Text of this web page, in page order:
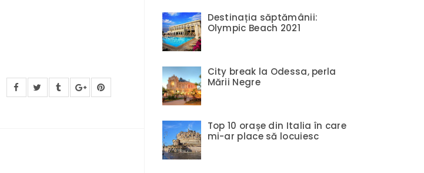
Destinația săptămânii:
Olympic Beach 2021
City break la Odessa, perla
Mării Negre
Top 10 orașe din Italia în care
mi-ar place să locuiesc